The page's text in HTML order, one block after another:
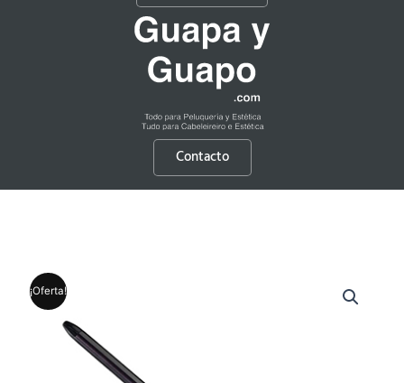
Contacto
¡Oferta!